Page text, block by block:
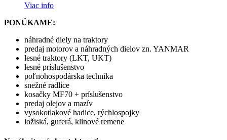
Viac info
PONÚKAME:
náhradné diely na traktory
predaj motorov a náhradných dielov zn. YANMAR
lesné traktory (LKT, UKT)
lesné príslušenstvo
poľnohospodárska technika
snežné radlice
kosačky MF70 + príslušenstvo
predaj olejov a mazív
vysokotlakové hadice, rýchlospojky
ložiská, guferá, klinové remene